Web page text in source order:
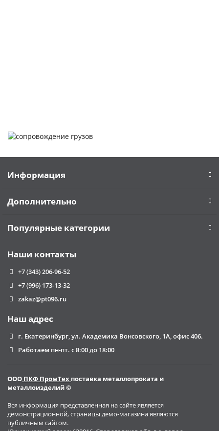
Информация
Дополнительно
Популярные категории
Наши контакты
+7 (343) 206-96-52
+7 (996) 173-13-32
zakaz@pt096.ru
Наш адрес
г. Екатеринбург, ул. Академика Вонсовского, 1А, офис 406.
Работаем пн-пт. с 8:00 до 18:00
ООО ПКФ ПромТех поставка металлопроката и
металлоизделий ©
Вся информация представленная на сайте является
демонстрационной, страницы демо-магазина являются
публичным сайтом.